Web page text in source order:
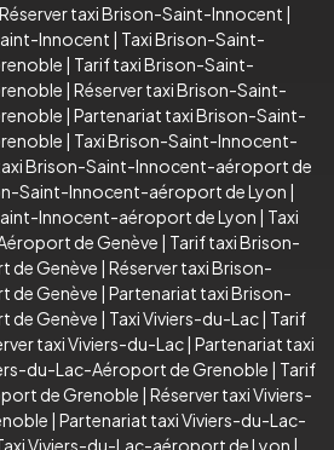
Réserver taxi Brison-Saint-Innocent |
Innocent | Taxi Brison-Saint-
| Tarif taxi Brison-Saint-
| Réserver taxi Brison-Saint-
| Partenariat taxi Brison-Saint-
| Taxi Brison-Saint-Innocent-
Brison-Saint-Innocent-aéroport de
Saint-Innocent-aéroport de Lyon |
Innocent-aéroport de Lyon | Taxi
de Genève | Tarif taxi Brison-
de Genève | Réserver taxi Brison-
de Genève | Partenariat taxi Brison-
de Genève | Taxi Viviers-du-Lac| Tarif
taxi Viviers-du-Lac| Partenariat taxi
du-Lac-Aéroport de Grenoble | Tarif
de Grenoble | Réserver taxi Viviers-
| Partenariat taxi Viviers-du-Lac-
Viviers-du-Lac-aéroport de Lyon |